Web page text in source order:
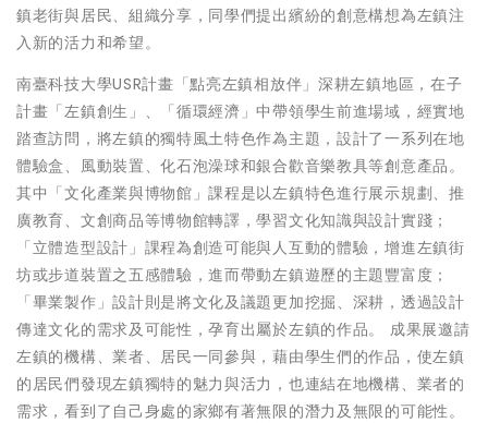
鎮老街與居民、組織分享，同學們提出繽紛的創意構想為左鎮注
入新的活力和希望。
南臺科技大學USR計畫「點亮左鎮相放伴」深耕左鎮地區，在子
計畫「左鎮創生」、「循環經濟」中帶領學生前進場域，經實地
踏查訪問，將左鎮的獨特風土特色作為主題，設計了一系列在地
體驗盒、風動裝置、化石泡澡球和銀合歡音樂教具等創意產品。
其中「文化產業與博物館」課程是以左鎮特色進行展示規劃、推
廣教育、文創商品等博物館轉譯，學習文化知識與設計實踐；
「立體造型設計」課程為創造可能與人互動的體驗，增進左鎮街
坊或步道裝置之五感體驗，進而帶動左鎮遊歷的主題豐富度；
「畢業製作」設計則是將文化及議題更加挖掘、深耕，透過設計
傳達文化的需求及可能性，孕育出屬於左鎮的作品。 成果展邀請
左鎮的機構、業者、居民一同參與，藉由學生們的作品，使左鎮
的居民們發現左鎮獨特的魅力與活力，也連結在地機構、業者的
需求，看到了自己身處的家鄉有著無限的潛力及無限的可能性。